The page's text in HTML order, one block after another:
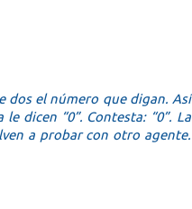
dos el número que digan. Así
dicen “0”. Contesta: “0”. La
a probar con otro agente.